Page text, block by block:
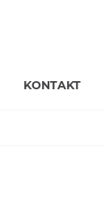
KONTAKT